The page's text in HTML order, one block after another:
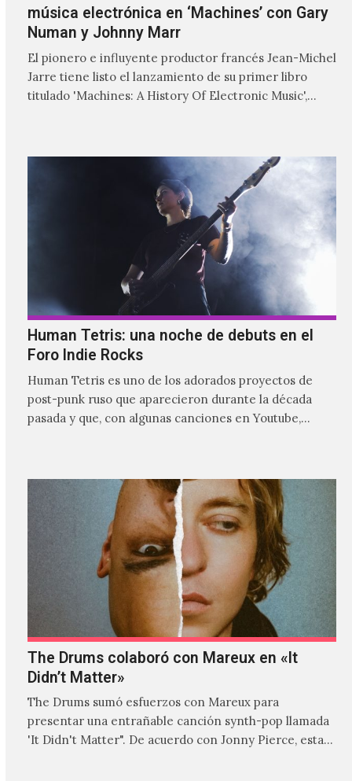
música electrónica en ‘Machines’ con Gary
Numan y Johnny Marr
El pionero e influyente productor francés Jean-Michel
Jarre tiene listo el lanzamiento de su primer libro
titulado 'Machines: A History Of Electronic Music',
Human Tetris: una noche de debuts en el
Foro Indie Rocks
Human Tetris es uno de los adorados proyectos de
post-punk ruso que aparecieron durante la década
pasada y que, con algunas canciones en Youtube,
The Drums colaboró con Mareux en «It
Didn’t Matter»
The Drums sumó esfuerzos con Mareux para
presentar una entrañable canción synth-pop llamada
'It Didn't Matter". De acuerdo con Jonny Pierce, esta